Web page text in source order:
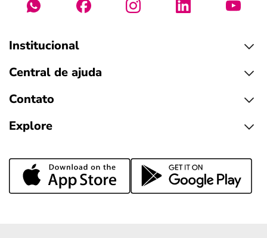
Institucional
Central de ajuda
Contato
Explore